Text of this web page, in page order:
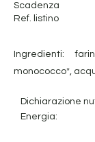
Scadenza
Ref. listino
Ingredienti:
monococco*,
Dichiarazione
Energia: